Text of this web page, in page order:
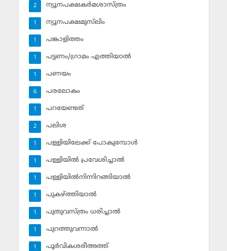
ന്യൂനപക്ഷകര്‍മശാസ്ത്രം
2
ന്യൂനപക്ഷമുസ്‌ലിം
1
പങ്കാളിത്തം
1
പട്ടണം/ഗ്രാമം എത്തിയാല്‍
1
പണയം
1
പരലോകം
6
പറയേണ്ടത്
1
പലിശ
2
പള്ളിയിലേക്ക് പോകുമ്പോള്‍
1
പള്ളിയില്‍ പ്രവേശിച്ചാല്‍
1
പള്ളിയില്‍നിന്നിറങ്ങിയാല്‍
1
പുകഴ്ത്തിയാല്‍
1
പുതുവസ്ത്രം ധരിച്ചാല്‍
1
പുറത്തുവന്നാല്‍
1
പൂര്‍വികശരീഅത്ത്
1